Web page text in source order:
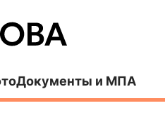
Документы и МПА